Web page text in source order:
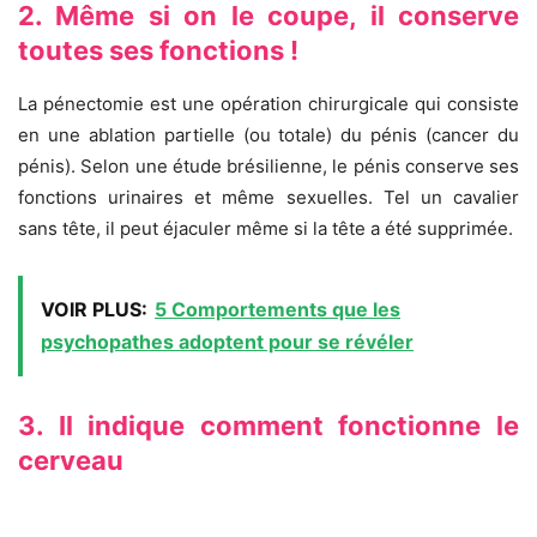
2. Même si on le coupe, il conserve
toutes ses fonctions !
La pénectomie est une opération chirurgicale qui consiste
en une ablation partielle (ou totale) du pénis (cancer du
pénis). Selon une étude brésilienne, le pénis conserve ses
fonctions urinaires et même sexuelles. Tel un cavalier
sans tête, il peut éjaculer même si la tête a été supprimée.
VOIR PLUS: 5 Comportements que les
psychopathes adoptent pour se révéler
3. Il indique comment fonctionne le
cerveau